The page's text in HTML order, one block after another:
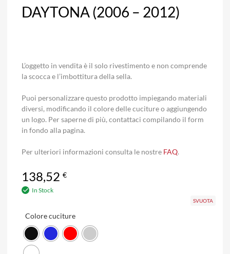
DAYTONA (2006 – 2012)
L’oggetto in vendita è il solo rivestimento e non comprende
la scocca e l’imbottitura della sella.
Puoi personalizzare questo prodotto impiegando materiali
diversi, modificando il colore delle cuciture o aggiungendo
un logo. Per saperne di più, contattaci compilando il form
in fondo alla pagina.
Per ulteriori informazioni consulta le nostre FAQ.
138,52 €
In Stock
Colore cuciture
SVUOTA